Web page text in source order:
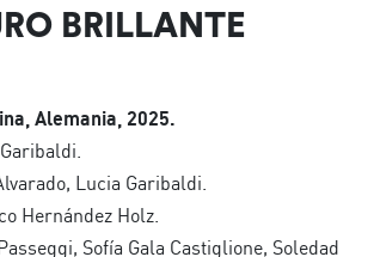
BRILLANTE
Alemania, 2025.
Lucia Garibaldi.
Hernández Holz.
Sofía Gala Castiglione, Soledad